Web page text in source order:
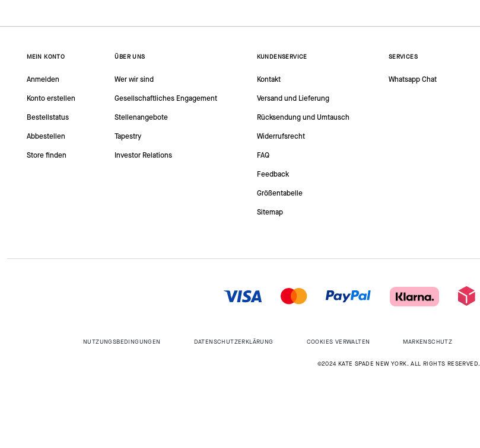
MEIN KONTO
Anmelden
Konto erstellen
Bestellstatus
Abbestellen
Store finden
ÜBER UNS
Wer wir sind
Gesellschaftliches Engagement
Stellenangebote
Tapestry
Investor Relations
KUNDENSERVICE
Kontakt
Versand und Lieferung
Rücksendung und Umtausch
Widerrufsrecht
FAQ
Feedback
Größentabelle
Sitemap
SERVICES
Whatsapp Chat
NUTZUNGSBEDINGUNGEN DATENSCHUTZERKLÄRUNG COOKIES VERWALTEN MARKENSCHUTZ
©2024 KATE SPADE NEW YORK. ALL RIGHTS RESERVED.